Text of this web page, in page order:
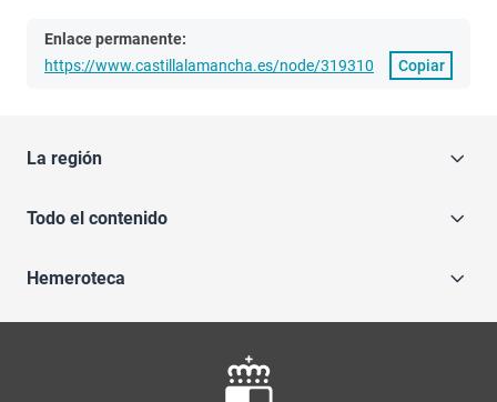
Enlace permanente:
https://www.castillalamancha.es/node/319310
Copiar
La región
Todo el contenido
Hemeroteca